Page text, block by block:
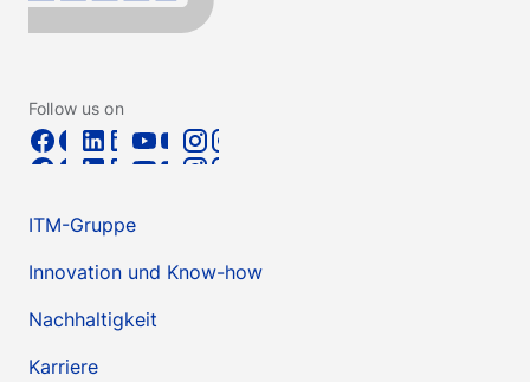
Follow us on
ITM-Gruppe
Innovation und Know-how
Nachhaltigkeit
Karriere